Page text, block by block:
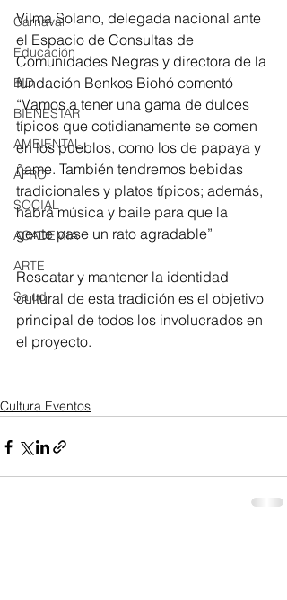
Carnaval
Educación
BID
BIENESTAR
AMBIENTAL
AFRO
SOCIAL
ACADEMIA
ARTE
Salud
Vilma Solano, delegada nacional ante
el Espacio de Consultas de
Comunidades Negras y directora de la
fundación Benkos Biohó comentó
“Vamos a tener una gama de dulces
típicos que cotidianamente se comen
en los pueblos, como los de papaya y
ñame. También tendremos bebidas
tradicionales y platos típicos; además,
habrá música y baile para que la
gente pase un rato agradable”
Rescatar y mantener la identidad
cultural de esta tradición es el objetivo
principal de todos los involucrados en
el proyecto.
Cultura Eventos